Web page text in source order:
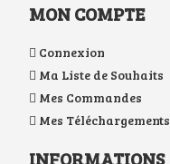
MON COMPTE
Connexion
Ma Liste de Souhaits
Mes Commandes
Mes Téléchargements
INFORMATIONS